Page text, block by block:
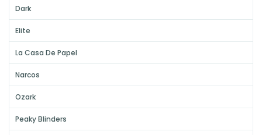
Dark
Elite
La Casa De Papel
Narcos
Ozark
Peaky Blinders